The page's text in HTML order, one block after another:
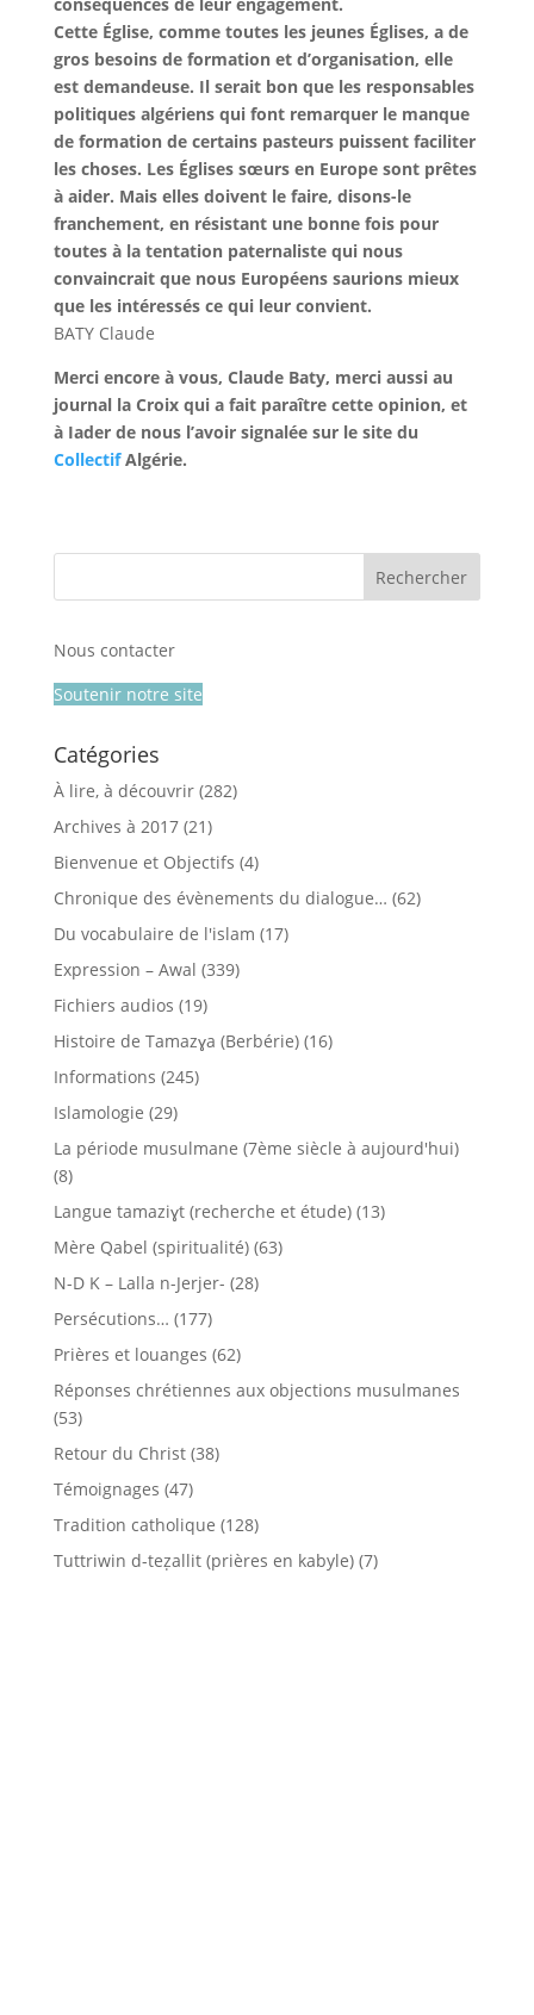
Cette Église, comme toutes les jeunes Églises, a de
gros besoins de formation et d’organisation, elle
est demandeuse. Il serait bon que les responsables
politiques algériens qui font remarquer le manque
de formation de certains pasteurs puissent faciliter
les choses. Les Églises sœurs en Europe sont prêtes
à aider. Mais elles doivent le faire, disons-le
franchement, en résistant une bonne fois pour
toutes à la tentation paternaliste qui nous
convaincrait que nous Européens saurions mieux
que les intéressés ce qui leur convient.
BATY Claude
Merci encore à vous, Claude Baty, merci aussi au
journal la Croix qui a fait paraître cette opinion, et
à Iader de nous l’avoir signalée sur le site du
CollectifAlgérie.
Nous contacter
Soutenir notre site
Catégories
À lire, à découvrir(282)
Archives à 2017(21)
Bienvenue et Objectifs (4)
Chronique des évènements du dialogue… (62)
Du vocabulaire de l'islam (17)
Expression – Awal (339)
Fichiers audios (19)
Histoire de Tamazɣa (Berbérie)(16)
Informations (245)
Islamologie (29)
La période musulmane (7ème siècle à aujourd'hui)
(8)
Langue tamaziɣt (recherche et étude)(13)
Mère Qabel (spiritualité)(63)
N-D K – Lalla n-Jerjer- (28)
Persécutions… (177)
Prières et louanges (62)
Réponses chrétiennes aux objections musulmanes
(53)
Retour du Christ(38)
Témoignages (47)
Tradition catholique (128)
Tuttriwin d-teẓallit (prières en kabyle)(7)